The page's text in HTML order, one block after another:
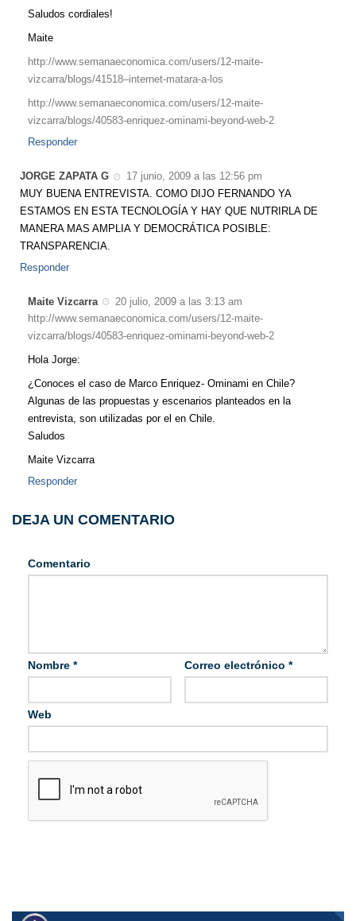
Saludos cordiales!
Maite
http://www.semanaeconomica.com/users/12-maite-
vizcarra/blogs/41518–internet-matara-a-los
http://www.semanaeconomica.com/users/12-maite-
vizcarra/blogs/40583-enriquez-ominami-beyond-web-2
Responder
JORGE ZAPATA G
17 junio, 2009 a las 12:56 pm
MUY BUENA ENTREVISTA. COMO DIJO FERNANDO YA
ESTAMOS EN ESTA TECNOLOGÍA Y HAY QUE NUTRIRLA DE
MANERA MAS AMPLIA Y DEMOCRÁTICA POSIBLE:
TRANSPARENCIA.
Responder
Maite Vizcarra
20 julio, 2009 a las 3:13 am
http://www.semanaeconomica.com/users/12-maite-
vizcarra/blogs/40583-enriquez-ominami-beyond-web-2
Hola Jorge:
¿Conoces el caso de Marco Enriquez- Ominami en Chile?
Algunas de las propuestas y escenarios planteados en la
entrevista, son utilizadas por el en Chile.
Saludos
Maite Vizcarra
Responder
DEJA UN COMENTARIO
Comentario
Nombre * Correo electrónico *
Web